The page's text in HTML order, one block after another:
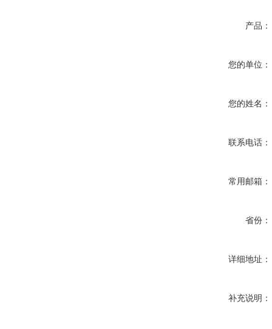
产品：
您的单位：
您的姓名：
联系电话：
常用邮箱：
省份：
详细地址：
补充说明：